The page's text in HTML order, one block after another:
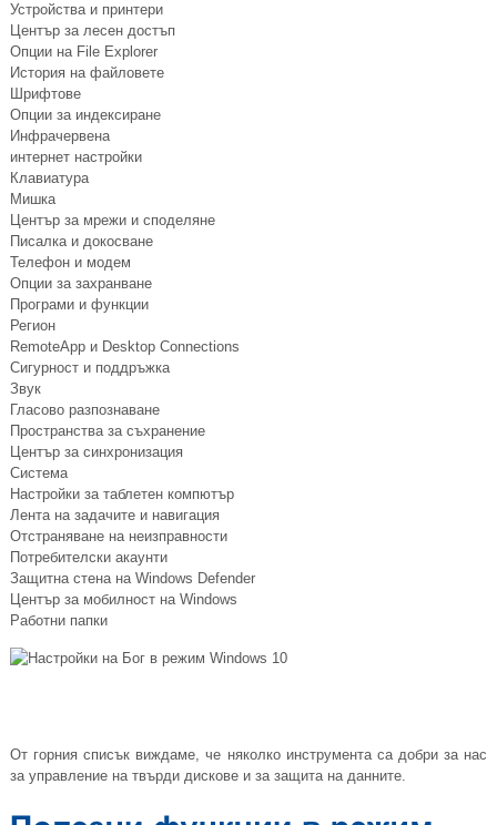
Устройства и принтери
Център за лесен достъп
Опции на File Explorer
История на файловете
Шрифтове
Опции за индексиране
Инфрачервена
интернет настройки
Клавиатура
Мишка
Център за мрежи и споделяне
Писалка и докосване
Телефон и модем
Опции за захранване
Програми и функции
Регион
RemoteApp и Desktop Connections
Сигурност и поддръжка
Звук
Гласово разпознаване
Пространства за съхранение
Център за синхронизация
Система
Настройки за таблетен компютър
Лента на задачите и навигация
Отстраняване на неизправности
Потребителски акаунти
Защитна стена на Windows Defender
Център за мобилност на Windows
Работни папки
От горния списък виждаме, че няколко инструмента са добри за нас
за управление на твърди дискове и за защита на данните.